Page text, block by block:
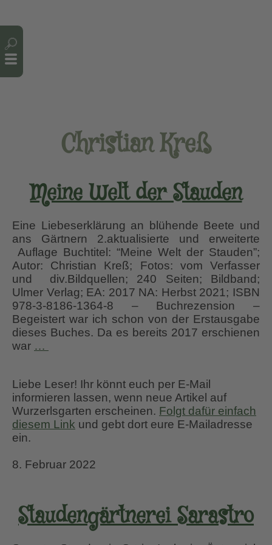
Christian Kreß
Meine Welt der Stauden
Eine Liebeserklärung an blühende Beete und
ans Gärtnern 2.aktualisierte und erweiterte
Auflage Buchtitel: “Meine Welt der Stauden”;
Autor: Christian Kreß; Fotos: vom Verfasser
und div.Bildquellen; 240 Seiten; Bildband;
Ulmer Verlag; EA: 2017 NA: Herbst 2021; ISBN
978-3-8186-1364-8 – Buchrezension –
Begeistert war ich schon von der Erstausgabe
dieses Buches. Da es bereits 2017 erschienen
war …
Stauden
Liebe Leser! Ihr könnt euch per E-Mail
informieren lassen, wenn neue Artikel auf
Wurzerlsgarten erscheinen. Folgt dafür einfach
diesem Link und gebt dort eure E-Mailadresse
ein.
8. Februar 2022
Staudengärtnerei Sarastro